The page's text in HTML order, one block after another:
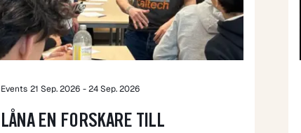
Events 21 Sep. 2026 - 24 Sep. 2026
LÅNA EN FORSKARE TILL